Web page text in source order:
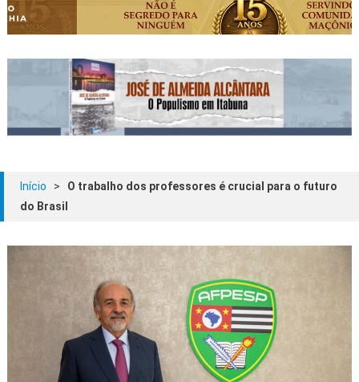
Início >
O trabalho dos professores é crucial para o futuro
do Brasil